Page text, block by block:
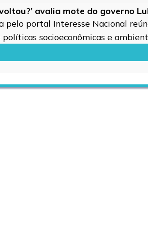
avalia mote do governo
pelo portal Interesse Nacional
socioeconômicas e